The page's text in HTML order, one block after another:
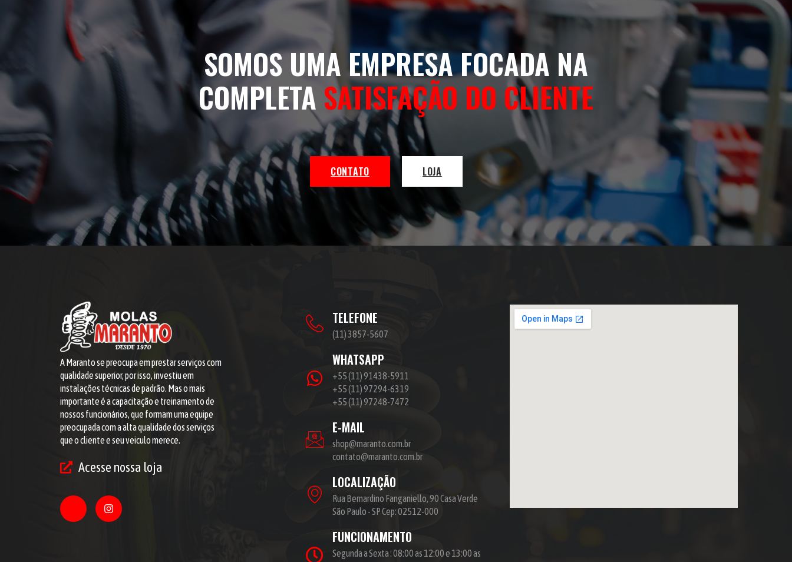
SOMOS UMA EMPRESA FOCADA NA
COMPLETA SATISFAÇÃO DO CLIENTE
CONTATO LOJA
A Maranto se preocupa em prestar serviços com
qualidade superior, por isso, investiu em
instalações técnicas de padrão. Mas o mais
importante é a capacitação e treinamento de
nossos funcionários, que formam uma equipe
preocupada com a alta qualidade dos serviços
que o cliente e seu veiculo merece.
Acesse nossa loja
TELEFONE
(11) 3857-5607
WHATSAPP
+55 (11) 91438-5911
+55 (11) 97294-6319
+55 (11) 97248-7472
E-MAIL
shop@maranto.com.br
contato@maranto.com.br
LOCALIZAÇÃO
Rua Bernardino Fanganiello, 90 Casa Verde
São Paulo - SP Cep: 02512-000
FUNCIONAMENTO
Segunda a Sexta : 08:00 as 12:00 e 13:00 as